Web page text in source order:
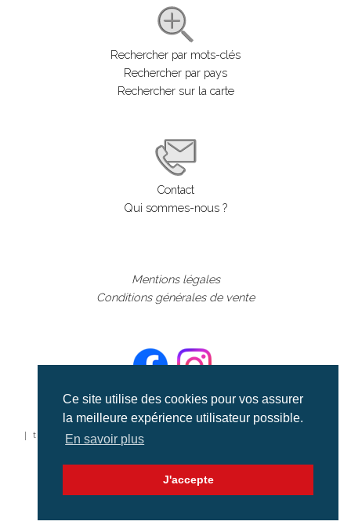
Ce site utilise des cookies pour vos assurer
la meilleure expérience utilisateur possible.
En savoir plus
J'accepte
Rechercher par mots-clés
Rechercher par pays
Rechercher sur la carte
Contact
Qui sommes-nous ?
Mentions légales
Conditions générales de vente
©aerialcollection marque déposée 2024
| tous droits réservés | aerialcollection.fr banque d'images
aériennes et documentaires video et cinéma |